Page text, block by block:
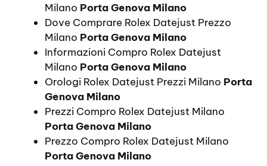
Milano Porta Genova Milano
Dove Comprare Rolex Datejust Prezzo
Milano Porta Genova Milano
Informazioni Compro Rolex Datejust
Milano Porta Genova Milano
Orologi Rolex Datejust Prezzi Milano Porta
Genova Milano
Prezzi Compro Rolex Datejust Milano
Porta Genova Milano
Prezzo Compro Rolex Datejust Milano
Porta Genova Milano